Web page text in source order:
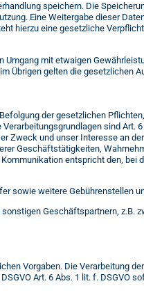
speichern. Die
Eine Weitergabe dieser
hierzu eine gesetzliche
mit etwaigen
Übrigen gelten die gesetzlichen
der gesetzlichen
sind Art. 6
Zweck und unser Interesse an
Geschäftstätigkeiten,
entspricht den, bei
sowie weitere Gebührenstellen
Geschäftspartnern, z.B.
Vorgaben. Die Verarbeitung
Art. 6 Abs. 1 lit. f. DSGVO